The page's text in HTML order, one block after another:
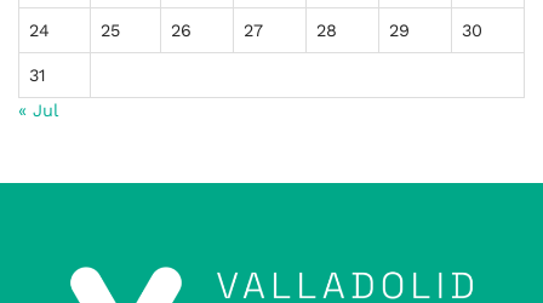
24 25 26 27 28 29 30
31
« Jul